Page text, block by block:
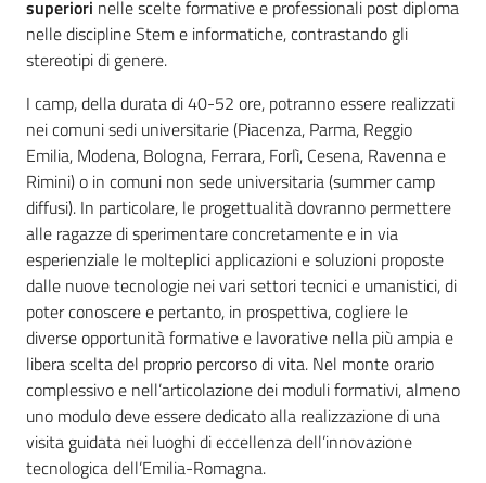
superiori nelle scelte formative e professionali post diploma
nelle discipline Stem e informatiche, contrastando gli
stereotipi di genere.
I camp, della durata di 40-52 ore, potranno essere realizzati
nei comuni sedi universitarie (Piacenza, Parma, Reggio
Emilia, Modena, Bologna, Ferrara, Forlì, Cesena, Ravenna e
Rimini) o in comuni non sede universitaria (summer camp
diffusi). In particolare, le progettualità dovranno permettere
alle ragazze di sperimentare concretamente e in via
esperienziale le molteplici applicazioni e soluzioni proposte
dalle nuove tecnologie nei vari settori tecnici e umanistici, di
poter conoscere e pertanto, in prospettiva, cogliere le
diverse opportunità formative e lavorative nella più ampia e
libera scelta del proprio percorso di vita. Nel monte orario
complessivo e nell’articolazione dei moduli formativi, almeno
uno modulo deve essere dedicato alla realizzazione di una
visita guidata nei luoghi di eccellenza dell’innovazione
tecnologica dell’Emilia-Romagna.